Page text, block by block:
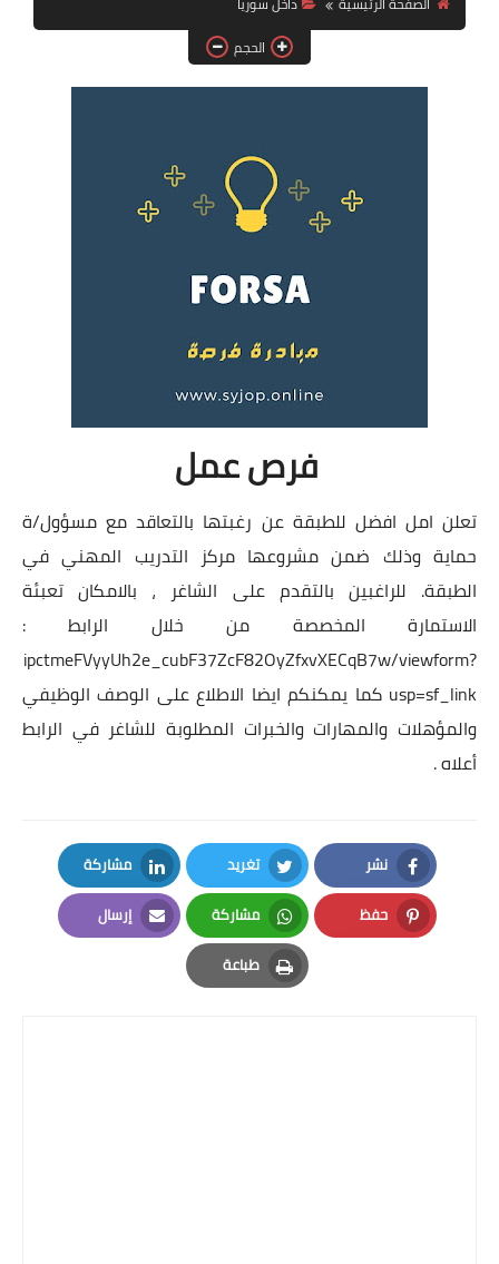
فرص عمل في العراق
فرص عمل في اليمن
دورات تدريبية
الحجم
فرص عمل
تعلن امل افضل للطبقة عن رغبتها بالتعاقد مع مسؤول/ة
حماية وذلك ضمن مشروعها مركز التدريب المهني في
الطبقة. للراغبين بالتقدم على الشاغر ، بالامكان تعبئة
الاستمارة المخصصة من خلال الرابط :
viewform?
usp=sf_link كما يمكنكم ايضا الاطلاع على الوصف الوظيفي
والمؤهلات والمهارات والخبرات المطلوبة للشاغر في الرابط
أعلاه .
نشر
Facebook
تغريد
Twitter
مشاركة
LinkedIn
حفظ
Pinterest
مشاركة
Whatsapp
إرسال
Email
طباعة
Print